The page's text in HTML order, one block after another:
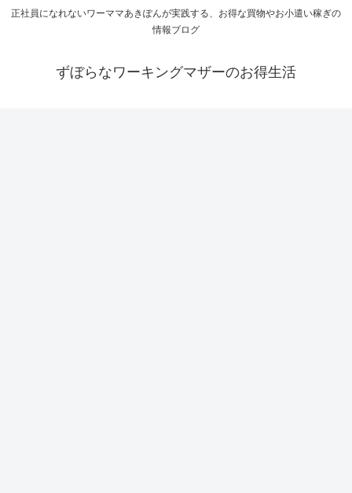
正社員になれないワーママあきぽんが実践する、お得な買物やお小遣い稼ぎの
情報ブログ
ずぼらなワーキングマザーのお得生活